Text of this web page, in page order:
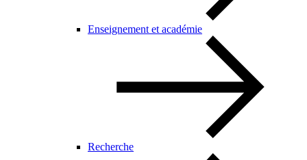
Enseignement et académie
Recherche